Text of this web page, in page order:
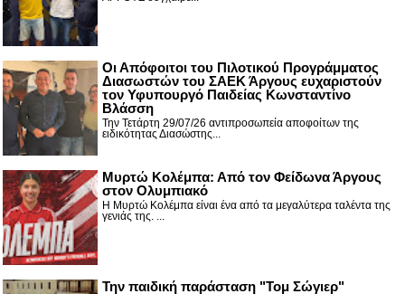
Οι Απόφοιτοι του Πιλοτικού Προγράμματος
Διασωστών του ΣΑΕΚ Άργους ευχαριστούν
τον Υφυπουργό Παιδείας Κωνσταντίνο
Βλάσση
Την Τετάρτη 29/07/26 αντιπροσωπεία αποφοίτων της
ειδικότητας Διασώστης...
Μυρτώ Κολέμπα: Από τον Φείδωνα Άργους
στον Ολυμπιακό
Η Μυρτώ Κολέμπα είναι ένα από τα μεγαλύτερα ταλέντα της
γενιάς της. ...
Την παιδική παράσταση "Τομ Σώγιερ"